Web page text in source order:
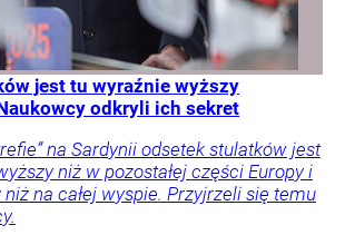
jest tu wyraźnie wyższy
odkryli ich sekret
na Sardynii odsetek stulatków jest
niż w pozostałej części Europy i
na całej wyspie. Przyjrzeli się temu